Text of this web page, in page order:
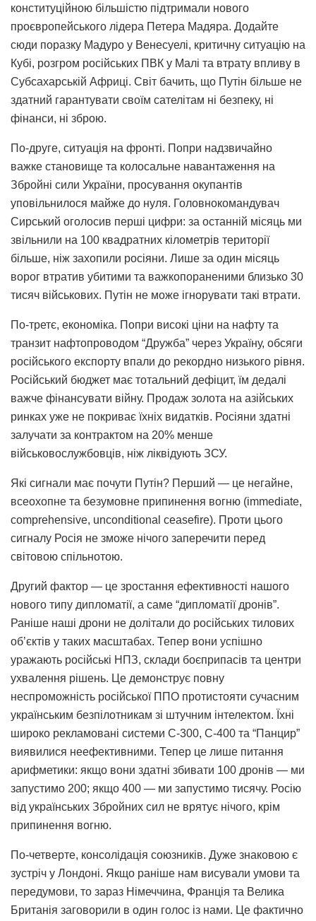
конституційною більшістю підтримали нового
проєвропейського лідера Петера Мадяра. Додайте
сюди поразку Мадуро у Венесуелі, критичну ситуацію на
Кубі, розгром російських ПВК у Малі та втрату впливу в
Субсахарській Африці. Світ бачить, що Путін більше не
здатний гарантувати своїм сателітам ні безпеку, ні
фінанси, ні зброю.
По-друге, ситуація на фронті. Попри надзвичайно
важке становище та колосальне навантаження на
Збройні сили України, просування окупантів
уповільнилося майже до нуля. Головнокомандувач
Сирський оголосив перші цифри: за останній місяць ми
звільнили на 100 квадратних кілометрів території
більше, ніж захопили росіяни. Лише за один місяць
ворог втратив убитими та важкопораненими близько 30
тисяч військових. Путін не може ігнорувати такі втрати.
По-третє, економіка. Попри високі ціни на нафту та
транзит нафтопроводом “Дружба” через Україну, обсяги
російського експорту впали до рекордно низького рівня.
Російський бюджет має тотальний дефіцит, їм дедалі
важче фінансувати війну. Продаж золота на азійських
ринках уже не покриває їхніх видатків. Росіяни здатні
залучати за контрактом на 20% менше
військовослужбовців, ніж ліквідують ЗСУ.
Які сигнали має почути Путін? Перший — це негайне,
всеохопне та безумовне припинення вогню (immediate,
comprehensive, unconditional ceasefire). Проти цього
сигналу Росія не зможе нічого заперечити перед
світовою спільнотою.
Другий фактор — це зростання ефективності нашого
нового типу дипломатії, а саме “дипломатії дронів”.
Раніше наші дрони не долітали до російських тилових
об’єктів у таких масштабах. Тепер вони успішно
уражають російські НПЗ, склади боєприпасів та центри
ухвалення рішень. Це демонструє повну
неспроможність російської ППО протистояти сучасним
українським безпілотникам зі штучним інтелектом. Їхні
широко рекламовані системи С-300, С-400 та “Панцир”
виявилися неефективними. Тепер це лише питання
арифметики: якщо вони здатні збивати 100 дронів — ми
запустимо 200; якщо 400 — ми запустимо тисячу. Росію
від українських Збройних сил не врятує нічого, крім
припинення вогню.
По-четверте, консолідація союзників. Дуже знаковою є
зустріч у Лондоні. Якщо раніше нам висували умови та
передумови, то зараз Німеччина, Франція та Велика
Британія заговорили в один голос із нами. Це фактично